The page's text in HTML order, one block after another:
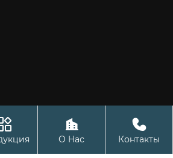
технология Гуанчжоу Чжуочэн

О Hас

Контакты